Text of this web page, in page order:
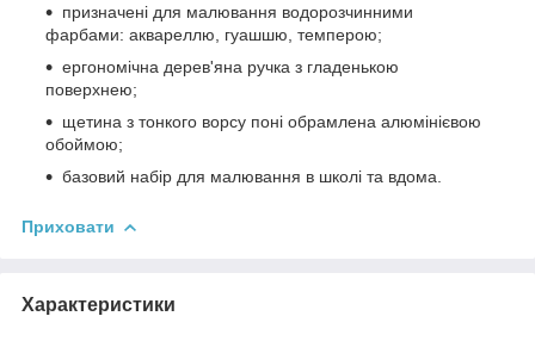
призначені для малювання водорозчинними
фарбами: аквареллю, гуашшю, темперою;
ергономічна дерев'яна ручка з гладенькою
поверхнею;
щетина з тонкого ворсу поні обрамлена алюмінієвою
обоймою;
базовий набір для малювання в школі та вдома.
Приховати
Характеристики